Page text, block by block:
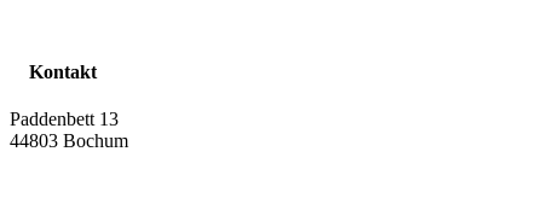
Kontakt
Paddenbett 13
44803 Bochum